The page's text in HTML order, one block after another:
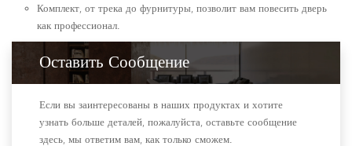
Комплект, от трека до фурнитуры, позволит вам повесить дверь
как профессионал.
Оставить Сообщение
Если вы заинтересованы в наших продуктах и хотите
узнать больше деталей, пожалуйста, оставьте сообщение
здесь, мы ответим вам, как только сможем.